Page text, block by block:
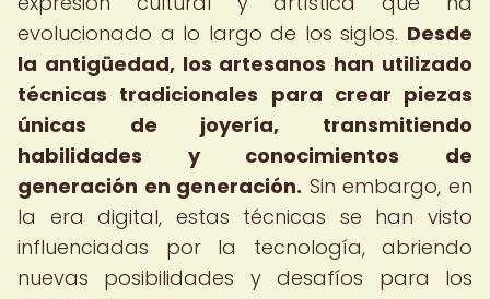
evolucionado a lo largo de los siglos. Desde
la antigüedad, los artesanos han utilizado
técnicas tradicionales para crear piezas
únicas de joyería, transmitiendo
habilidades y conocimientos de
generación en generación. Sin embargo, en
la era digital, estas técnicas se han visto
influenciadas por la tecnología, abriendo
nuevas posibilidades y desafíos para los